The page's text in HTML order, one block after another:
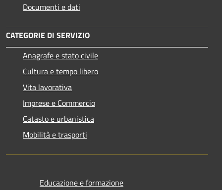
Documenti e dati
CATEGORIE DI SERVIZIO
Anagrafe e stato civile
Cultura e tempo libero
Vita lavorativa
Imprese e Commercio
Catasto e urbanistica
Mobilità e trasporti
Educazione e formazione